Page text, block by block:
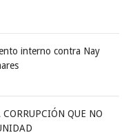
interno contra Nay
QUE NO